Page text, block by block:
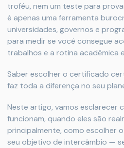
troféu, nem um teste para
é apenas uma ferramenta
universidades, governos e
para medir se você consegue
trabalhos e a rotina acadêmica
Saber escolher o certificado
faz toda a diferença no seu
Neste artigo, vamos esclarecer
funcionam, quando eles são
principalmente, como escolher
seu objetivo de intercâmbio —